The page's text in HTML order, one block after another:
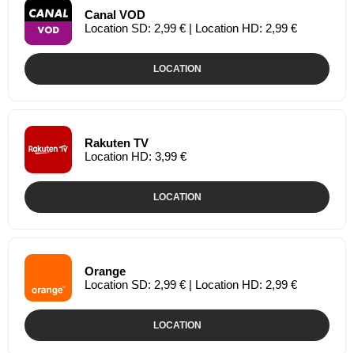
Canal VOD
Location SD: 2,99 € | Location HD: 2,99 €
LOCATION
Rakuten TV
Location HD: 3,99 €
LOCATION
Orange
Location SD: 2,99 € | Location HD: 2,99 €
LOCATION